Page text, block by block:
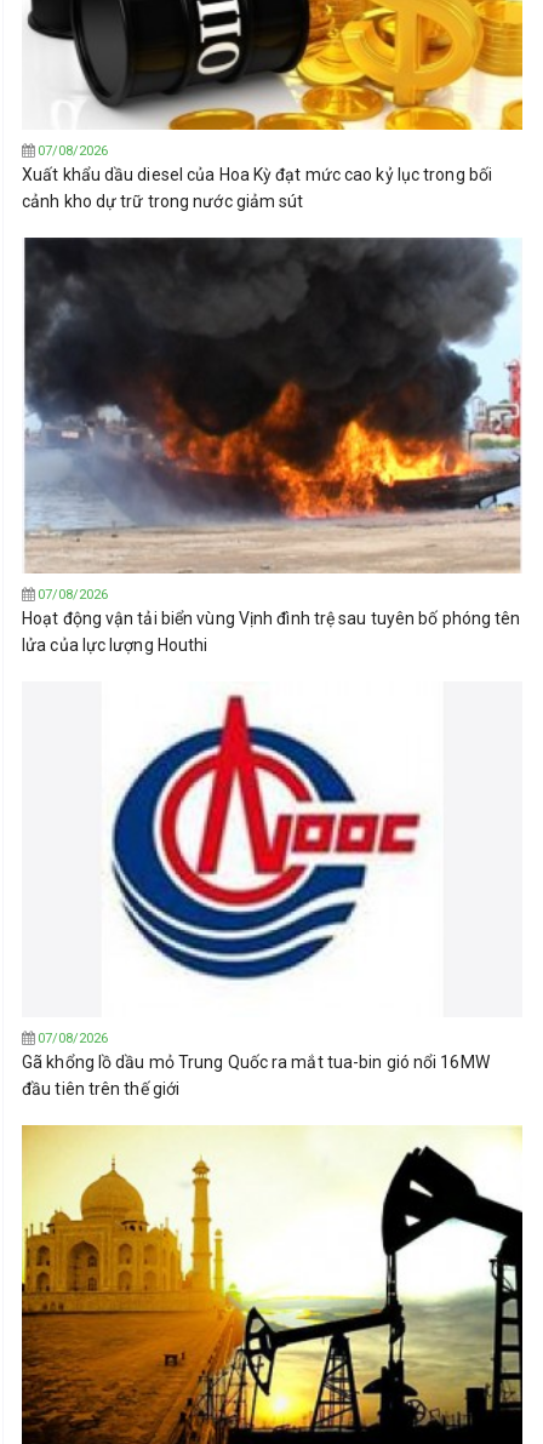
07/08/2026
Xuất khẩu dầu diesel của Hoa Kỳ đạt mức cao kỷ lục trong bối
cảnh kho dự trữ trong nước giảm sút
07/08/2026
Hoạt động vận tải biển vùng Vịnh đình trệ sau tuyên bố phóng tên
lửa của lực lượng Houthi
07/08/2026
Gã khổng lồ dầu mỏ Trung Quốc ra mắt tua-bin gió nổi 16MW
đầu tiên trên thế giới